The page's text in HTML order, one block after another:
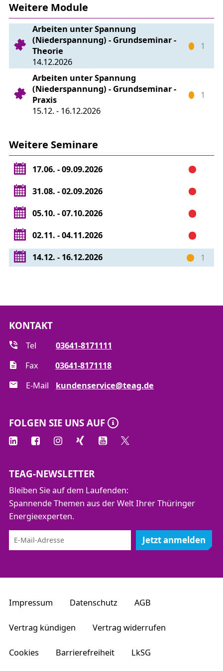
Prüfung
Weitere Module
Arbeiten unter Spannung
(Niederspannung) - Grundseminar -
Theorie
14.12.2026
1
Arbeiten unter Spannung
(Niederspannung) - Grundseminar -
Praxis
15.12. - 16.12.2026
1
Weitere Seminare
17.06. - 09.09.2026
31.08. - 02.09.2026
05.10. - 07.10.2026
02.11. - 04.11.2026
14.12. - 16.12.2026 1
KONTAKT
Tel
03641-8171111
Fax
03641-8171118
E-Mail
kundenservice@teag.de
FOLGEN SIE UNS AUF
TEAG-NEWSLETTER
Bleiben Sie auf dem Laufenden:
Spannende Themen aus der Welt Ihrer Thüringer
Energieexperten.
Jetzt anmelden
Impressum Datenschutz AGB
Vertrag kündigen Vertrag widerrufen
Cookies Barrierefreiheit LkSG